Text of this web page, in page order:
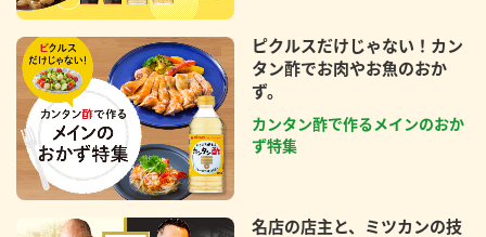
ピクルスだけじゃない！カン
タン酢でお肉やお魚のおか
ず。
カンタン酢で作るメインのおか
ず特集
名店の店主と、ミツカンの技